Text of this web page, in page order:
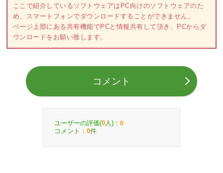
ここで紹介しているソフトウェアはPC向けのソフトウェアのた
め、スマートフォンでダウンロードすることができません。
ページ上部にある共有機能でPCと情報共有して頂き、PCからダ
ウンロードをお願い致します。
コメント
ユーザーの評価(0 人)： 0
コメント： 0件